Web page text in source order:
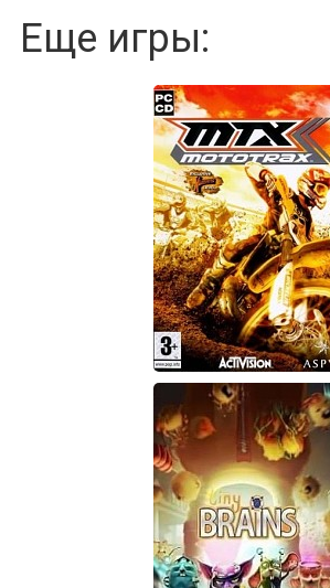
Еще игры:
MTX: